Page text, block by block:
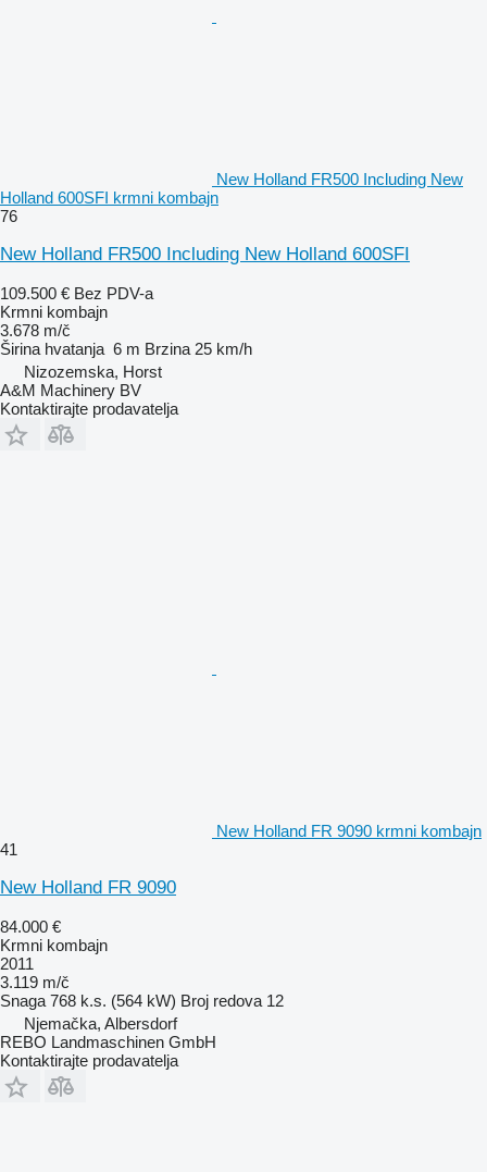
New Holland FR500 Including New
Holland 600SFI krmni kombajn
76
New Holland FR500 Including New Holland 600SFI
109.500 € Bez PDV-a
Krmni kombajn
3.678 m/č
Širina hvatanja 6 m Brzina 25 km/h
Nizozemska, Horst
A&M Machinery BV
Kontaktirajte prodavatelja
New Holland FR 9090 krmni kombajn
41
New Holland FR 9090
84.000 €
Krmni kombajn
2011
3.119 m/č
Snaga 768 k.s. (564 kW) Broj redova 12
Njemačka, Albersdorf
REBO Landmaschinen GmbH
Kontaktirajte prodavatelja